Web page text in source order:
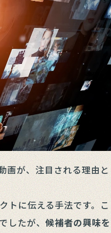
画が、注目される理由と
トに伝える手法です。こ
したが、候補者の興味を